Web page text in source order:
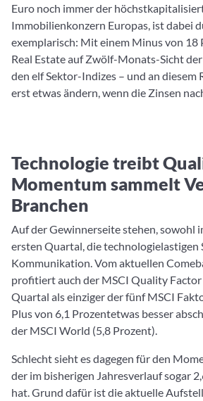
Euro noch immer der
Immobilienkonzern Europas, ist dabei
exemplarisch: Mit einem Minus von 18
Real Estate auf Zwölf-Monats-Sicht
den elf Sektor-Indizes – und an diesem
erst etwas ändern, wenn die Zinsen
Technologie treibt
Momentum sammelt
Branchen
Auf der Gewinnerseite stehen, sowohl
ersten Quartal, die technologielastigen
Kommunikation. Vom aktuellen
profitiert auch der MSCI Quality Factor
Quartal als einziger der fünf MSCI
Plus von 6,1 Prozentetwas besser
der MSCI World (5,8 Prozent).
Schlecht sieht es dagegen für den
der im bisherigen Jahresverlauf sogar
hat. Grund dafür ist die aktuelle